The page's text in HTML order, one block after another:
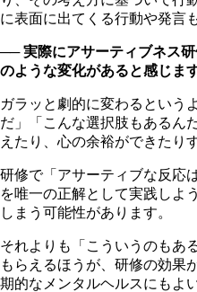
に表面に出てくる行動や発言
── 実際にアサーティブネス
のような変化があると感じます
ガラッと劇的に変わるという
だ」「こんな選択肢もあるん
えたり、心の余裕ができたり
研修で「アサーティブな反応
を唯一の正解として実践しよ
しまう可能性があります。
それよりも「こういうのもあ
もらえるほうが、研修の効果
期的なメンタルヘルスにもよ